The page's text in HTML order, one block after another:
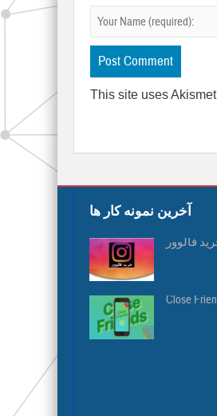
This site uses
آخرین نمونه کار ها
فالوور